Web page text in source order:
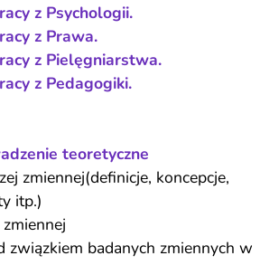
z Psychologii.
z Prawa.
z Pielęgniarstwa.
z Pedagogiki.
teoretyczne
zmiennej(definicje, koncepcje,
itp.)
związkiem badanych zmiennych w